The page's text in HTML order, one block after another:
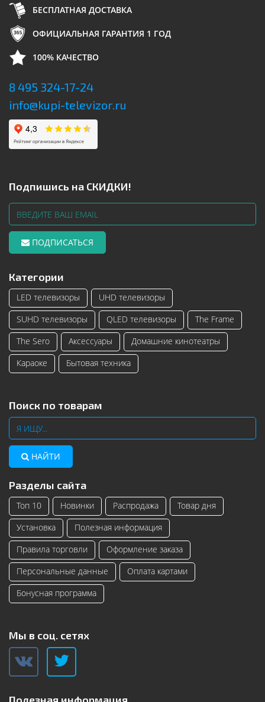
БЕСПЛАТНАЯ ДОСТАВКА
ОФИЦИАЛЬНАЯ ГАРАНТИЯ 1 ГОД
100% КАЧЕСТВО
8 495 324-17-24
info@kupi-televizor.ru
Подпишись на СКИДКИ!
ПОДПИСАТЬСЯ
Категории
LED телевизоры
UHD телевизоры
SUHD телевизоры
QLED телевизоры
The Frame
The Sero
Аксессуары
Домашние кинотеатры
Караоке
Бытовая техника
Поиск по товарам
НАЙТИ
Разделы сайта
Топ 10 Новинки Распродажа
Товар дня
Установка
Полезная информация
Правила торговли
Оформление заказа
Персональные данные
Оплата картами
Бонусная программа
Мы в соц. сетях